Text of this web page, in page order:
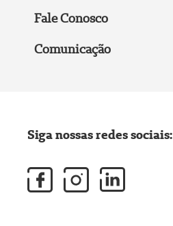
Fale Conosco
Comunicação
Siga nossas redes sociais: